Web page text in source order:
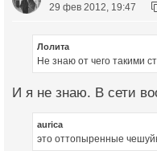
29 фев 2012, 19:47
Лолита
Не знаю от чего такими
И я не знаю. В сети
aurica
это оттопыренные